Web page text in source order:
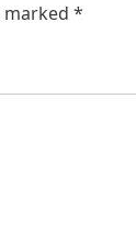
marked *